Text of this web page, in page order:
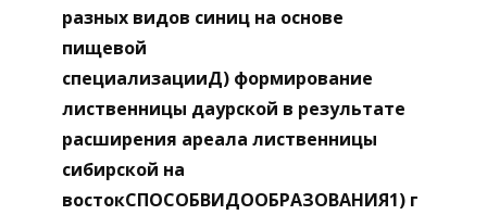
разных видов синиц на основе
пищевой
специализацииД) формирование
лиственницы даурской в результате
расширения ареала лиственницы
сибирской на
востокСПОСОБВИДООБРАЗОВАНИЯ1) г